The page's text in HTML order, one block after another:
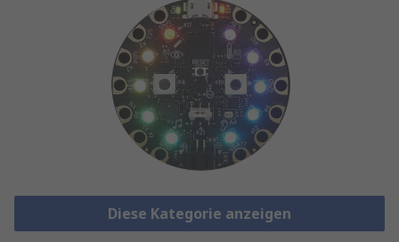
Diese Kategorie anzeigen